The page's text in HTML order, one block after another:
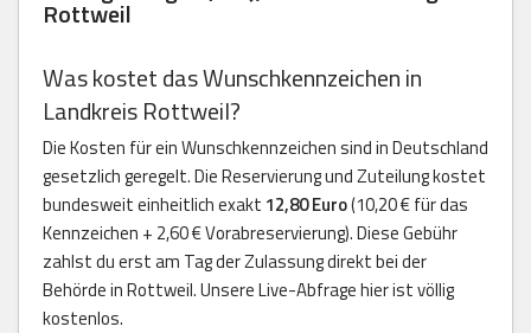
Rottweil
Was kostet das Wunschkennzeichen in
Landkreis Rottweil?
Die Kosten für ein Wunschkennzeichen sind in Deutschland
gesetzlich geregelt. Die Reservierung und Zuteilung kostet
bundesweit einheitlich exakt 12,80 Euro(10,20 € für das
Kennzeichen + 2,60 € Vorabreservierung). Diese Gebühr
zahlst du erst am Tag der Zulassung direkt bei der
Behörde in Rottweil. Unsere Live-Abfrage hier ist völlig
kostenlos.